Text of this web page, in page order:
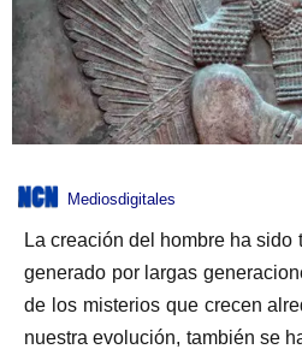
Mediosdigitales
La creación del hombre ha sido
generado por largas
de los misterios que crecen
nuestra evolución, también se